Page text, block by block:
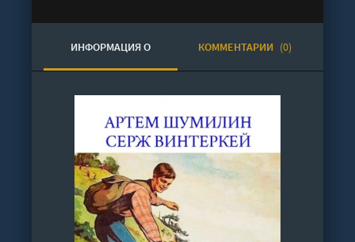
ИНФОРМАЦИЯ О
АУДИОКНИГЕ
КОММЕНТАРИИ (0)